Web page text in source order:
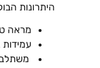
היתרונות
מראה
עמידות
משתלב